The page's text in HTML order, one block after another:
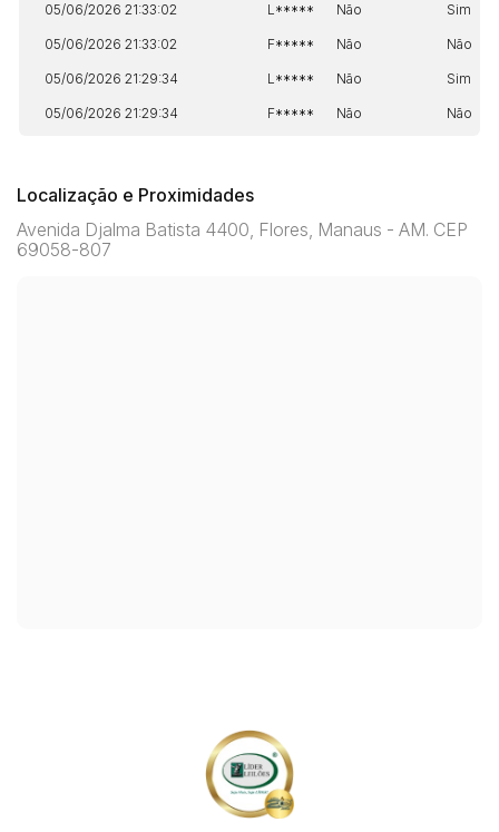
05/06/2026 21:33:02 L***** Não Sim
05/06/2026 21:33:02 F***** Não Não
05/06/2026 21:29:34 L***** Não Sim
05/06/2026 21:29:34 F***** Não Não
Localização e Proximidades
Avenida Djalma Batista 4400, Flores, Manaus - AM. CEP
69058-807